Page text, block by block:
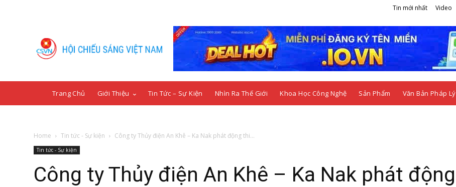
Tin mới nhất Video
Trang Chủ Giới Thiệu Tin Tức – Sự Kiện Nhìn Ra Thế Giới Khoa Học Công Nghệ Sản Phẩm Văn Bản Pháp Lý
Home Tin tức - Sự kiện Công ty Thủy điện An Khê – Ka Nak phát động thi...
Tin tức - Sự kiện
Công ty Thủy điện An Khê – Ka Nak phát động